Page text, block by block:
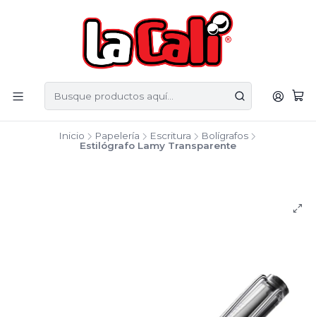
Inicio Papelería Escritura
Bolígrafos
Estilógrafo Lamy Transparente